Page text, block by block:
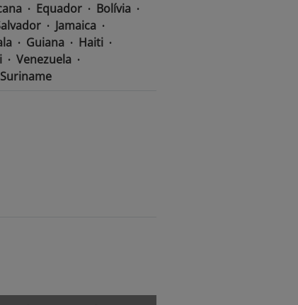
Equador
Bolívia
Jamaica
Guiana
Haiti
Venezuela
Suriname